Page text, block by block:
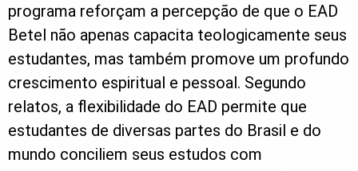
programa reforçam a percepção de que o EAD
Betel não apenas capacita teologicamente seus
estudantes, mas também promove um profundo
crescimento espiritual e pessoal. Segundo
relatos, a flexibilidade do EAD permite que
estudantes de diversas partes do Brasil e do
mundo conciliem seus estudos com